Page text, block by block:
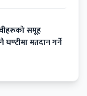
समूह
घण्टीमा मतदान गर्ने